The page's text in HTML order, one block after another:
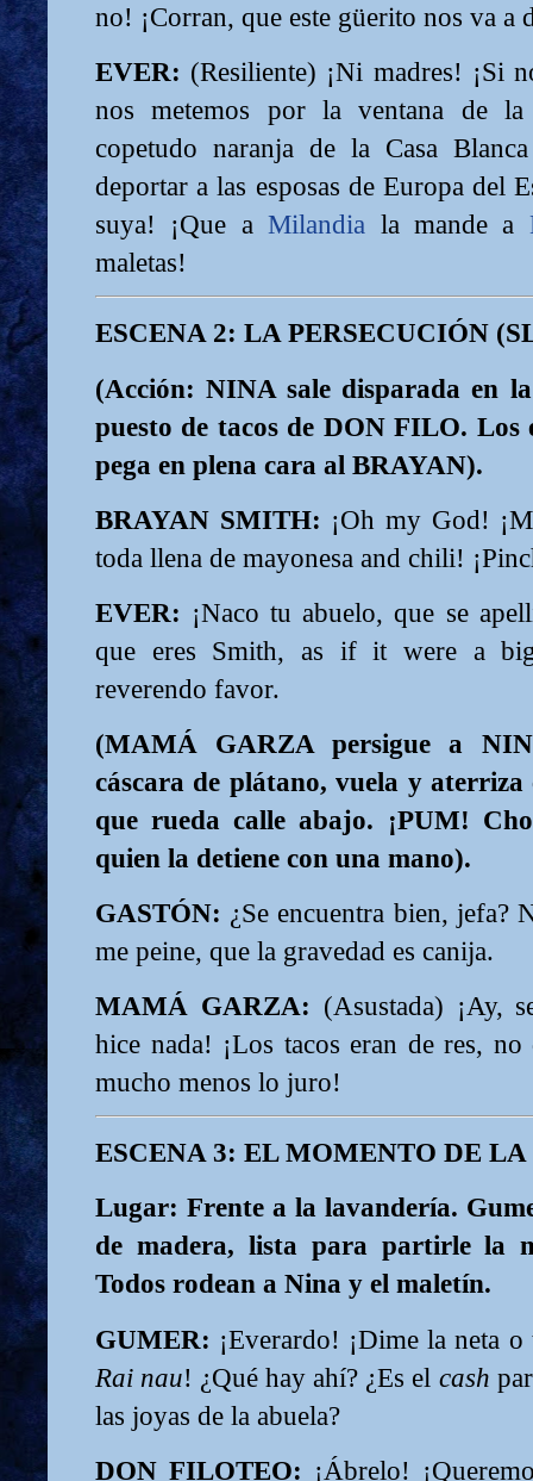
no! ¡Corran, que este güerito nos va a
EVER: (Resiliente) ¡Ni madres! ¡Si
nos metemos por la ventana de la
copetudo naranja de la Casa
deportar a las esposas de Europa del
suya! ¡Que aMilandia la mande a
maletas!
ESCENA 2: LA PERSECUCIÓN
(Acción: NINA sale disparada en
puesto de tacos de DON FILO. Los
pega en plena cara al BRAYAN).
BRAYAN SMITH: ¡Oh my God!
toda llena de mayonesa and chili!
EVER: ¡Naco tu abuelo, que se
que eres Smith, as if it were a
reverendo favor.
(MAMÁ GARZA persigue a
cáscara de plátano, vuela y
que rueda calle abajo. ¡PUM!
quien la detiene con una mano).
GASTÓN: ¿Se encuentra bien, jefa?
me peine, que la gravedad es canija.
MAMÁ GARZA: (Asustada) ¡Ay,
hice nada! ¡Los tacos eran de res,
mucho menos lo juro!
ESCENA 3: EL MOMENTO DE
Lugar: Frente a la lavandería.
de madera, lista para partirle la
Todos rodean a Nina y el maletín.
GUMER: ¡Everardo! ¡Dime la neta
Rai nau! ¿Qué hay ahí? ¿Es el cash
las joyas de la abuela?
DON FILOTEO: ¡Ábrelo!